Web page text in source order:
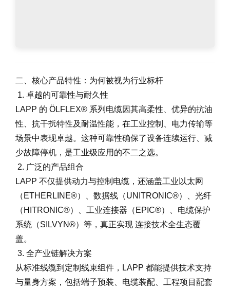
二、核心产品特性：为何被视为行业标杆
1. 卓越的可靠性与耐久性
LAPP 的 ÖLFLEX® 系列电缆因其高柔性、优异的抗油
性、抗干扰特性及耐温性能，在工业控制、电力传输等
场景中表现卓越。这种可靠性确保了设备连续运行、减
少故障停机，是工业级应用的不二之选。
2. 广泛的产品组合
LAPP 不仅提供动力与控制电缆，还涵盖工业以太网
（ETHERLINE®）、数据线（UNITRONIC®）、光纤
（HITRONIC®）、工业连接器（EPIC®）、电缆保护
系统（SILVYN®）等，真正实现 连接技术全生态覆
盖。
3. 全产业链解决方案
从标准线缆到定制线束组件，LAPP 都能提供技术支持
与量身方案，包括端子预装、电缆装配、工程项目配套